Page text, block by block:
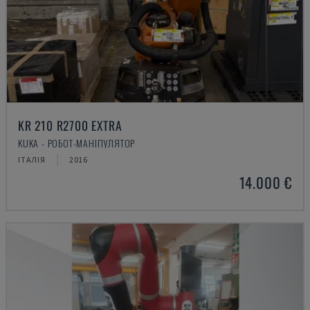
KR 210 R2700 EXTRA
KUKA - РОБОТ-МАНІПУЛЯТОР
ІТАЛІЯ 2016
14.000 €